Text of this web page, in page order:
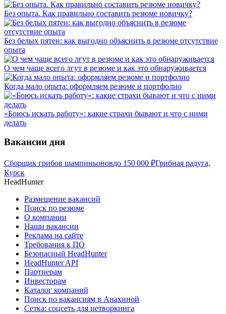
Без опыта. Как правильно составить резюме новичку?
Без белых пятен: как выгодно объяснить в резюме отсутствие
опыта
О чем чаще всего лгут в резюме и как это обнаруживается
Когда мало опыта: оформляем резюме и портфолио
«Боюсь искать работу»: какие страхи бывают и что с ними
делать
Вакансии дня
Сборщик грибов шампиньоновдо 150 000 ₽Грибная радуга,
Курск
HeadHunter
Размещение вакансий
Поиск по резюме
О компании
Наши вакансии
Реклама на сайте
Требования к ПО
Безопасный HeadHunter
HeadHunter API
Партнерам
Инвесторам
Каталог компаний
Поиск по вакансиям в Анахиной
Сетка: соцсеть для нетворкинга